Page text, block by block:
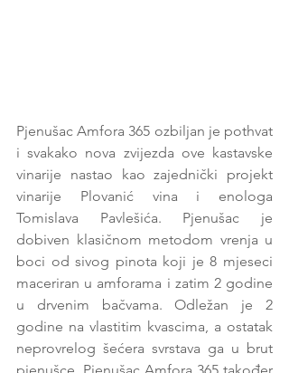
Pjenušac Amfora 365 ozbiljan je pothvat
i svakako nova zvijezda ove kastavske
vinarije nastao kao zajednički projekt
vinarije Plovanić vina i enologa
Tomislava Pavlešića. Pjenušac je
dobiven klasičnom metodom vrenja u
boci od sivog pinota koji je 8 mjeseci
maceriran u amforama i zatim 2 godine
u drvenim bačvama. Odležan je 2
godine na vlastitim kvascima, a ostatak
neprovrelog šećera svrstava ga u brut